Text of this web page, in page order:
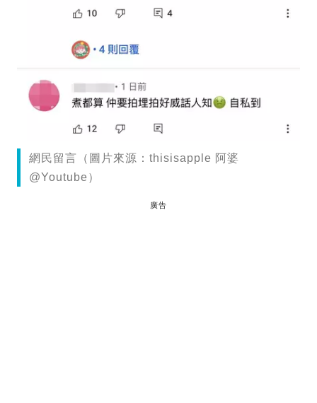
網民留言（圖片來源：thisisapple 阿婆
@Youtube）
廣告